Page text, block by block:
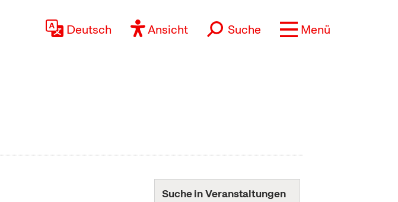
Deutsch Ansicht Suche Menü
Suche in Veranstaltungen